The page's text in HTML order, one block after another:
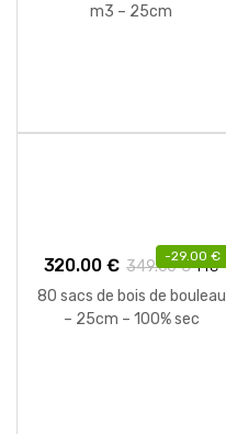
m3 – 25cm
-29.00 €
320.00 € 349.00€ TTC
80 sacs de bois de bouleau
– 25cm – 100% sec